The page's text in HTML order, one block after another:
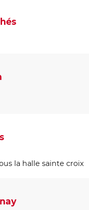
la halle sainte croix